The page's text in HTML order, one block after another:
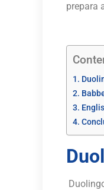
prepara